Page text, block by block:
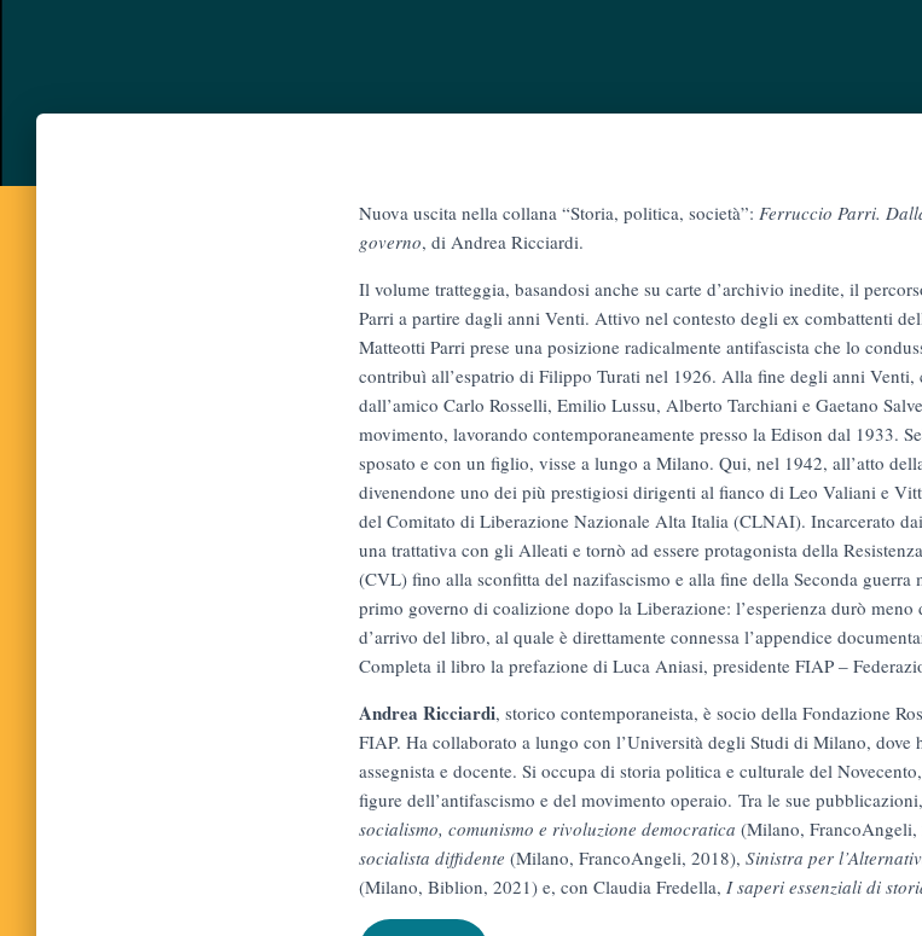
Nuova uscita nella collana “Storia, politica, società”: Ferruccio Parri.
governo, di Andrea Ricciardi.
Il volume tratteggia, basandosi anche su carte d’archivio inedite, il
Parri a partire dagli anni Venti. Attivo nel contesto degli ex combattenti
Matteotti Parri prese una posizione radicalmente antifascista che lo
contribuì all’espatrio di Filippo Turati nel 1926. Alla fine degli anni
dall’amico Carlo Rosselli, Emilio Lussu, Alberto Tarchiani e Gaetano
movimento, lavorando contemporaneamente presso la Edison dal 1933.
sposato e con un figlio, visse a lungo a Milano. Qui, nel 1942, all’atto
divenendone uno dei più prestigiosi dirigenti al fianco di Leo Valiani e
del Comitato di Liberazione Nazionale Alta Italia (CLNAI). Incarcerato
una trattativa con gli Alleati e tornò ad essere protagonista della
(CVL) fino alla sconfitta del nazifascismo e alla fine della Seconda
primo governo di coalizione dopo la Liberazione: l’esperienza durò
d’arrivo del libro, al quale è direttamente connessa l’appendice
Completa il libro la prefazione di Luca Aniasi, presidente FIAP ‒
Andrea Ricciardi, storico contemporaneista, è socio della Fondazione
FIAP. Ha collaborato a lungo con l’Università degli Studi di Milano, dove
assegnista e docente. Si occupa di storia politica e culturale del
figure dell’antifascismo e del movimento operaio. Tra le sue pubblicazioni,
socialismo, comunismo e rivoluzione democratica (Milano, FrancoAngeli,
socialista diffidente (Milano, FrancoAngeli, 2018), Sinistra per
(Milano, Biblion, 2021) e, con Claudia Fredella, I saperi essenziali di